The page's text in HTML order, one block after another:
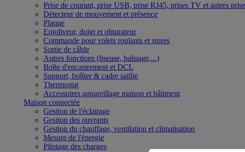
Prise de courant, prise USB, prise RJ45, prises TV et autres
Détecteur de mouvement et présence
Plaque
Enjoliveur, doigt et obturateur
Commande pour volets roulants et stores
Sortie de câble
Autres fonctions (liseuse, balisage,...)
Boîte d'encastrement et DCL
Support, boîtier & cadre saillie
Thermostat
Accessoires appareillage maison et bâtiment
Maison connectée
Gestion de l'éclairage
Gestion des ouvrants
Gestion du chauffage, ventilation et climatisation
Mesure de l'énergie
Pilotage des charges